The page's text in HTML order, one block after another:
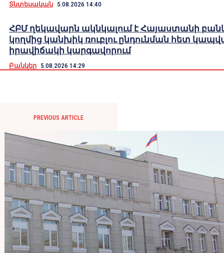
Տնտեսական 5.08.2026 14:40
ՀԲՄ ղեկավարն ակնկալում է Հայաստանի
կողմից կանխիկ ռուբլու ընդունման հետ
իրավիճակի կարգավորում
Բանկեր 5.08.2026 14:29
PREVIOUS ARTICLE